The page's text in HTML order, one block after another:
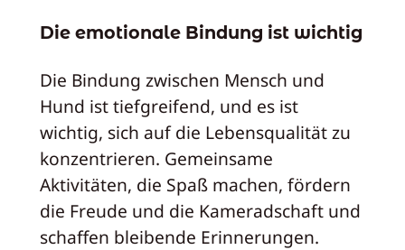
Die emotionale Bindung ist wichtig
Die Bindung zwischen Mensch und
Hund ist tiefgreifend, und es ist
wichtig, sich auf die Lebensqualität zu
konzentrieren. Gemeinsame
Aktivitäten, die Spaß machen, fördern
die Freude und die Kameradschaft und
schaffen bleibende Erinnerungen.